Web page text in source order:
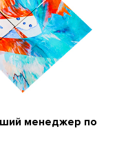
менеджер по